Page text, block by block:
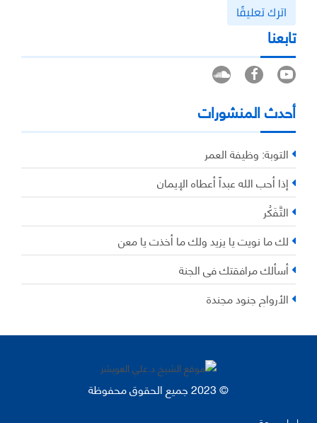
اترك تعليقًا
تابعنا
أحدث المنشورات
التوبة: وظيفة العمر
إذا أحب الله عبداً أعطاه الإيمان
التَّفَكُر
لك ما نويت يا يزيد ولك ما أخذت يا معن
أسألك مرافقتك في الجنة
الأرواح جنود مجندة
© 2023 جميع الحقوق محفوظة